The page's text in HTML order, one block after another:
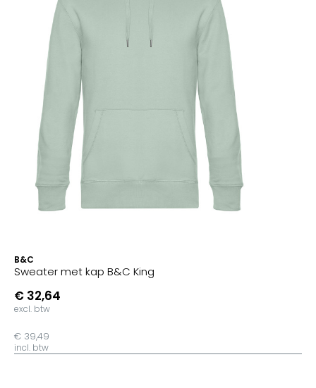
B&C
Sweater met kap B&C King
€ 32,64
excl. btw
€ 39,49
incl. btw